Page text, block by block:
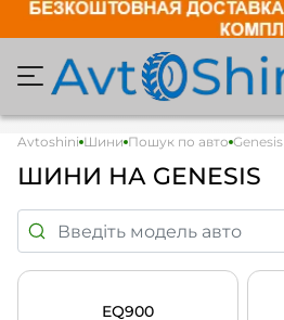
Avtoshini Шини Пошук по авто Genesis
ШИНИ НА GENESIS
EQ900